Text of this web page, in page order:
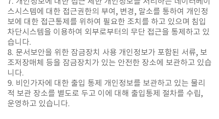
스시스템에 대한 접근권한의 부여, 변경, 말소를 통하여 개인정
보에 대한 접근통제를 위하여 필요한 조치를 하고 있으며 침입
차단시스템을 이용하여 외부로부터의 무단 접근을 통제하고 있
습니다.
8. 문서보안을 위한 잠금장치 사용 개인정보가 포함된 서류, 보
조저장매체 등을 잠금장치가 있는 안전한 장소에 보관하고 있습
니다.
9. 비인가자에 대한 출입 통제 개인정보를 보관하고 있는 물리
적 보관 장소를 별도로 두고 이에 대해 출입통제 절차를 수립,
운영하고 있습니다.